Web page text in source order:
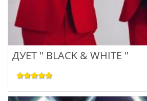
ДУЕТ " BLACK & WHITE "